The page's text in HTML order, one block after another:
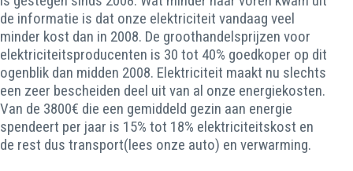
de informatie is dat onze elektriciteit vandaag veel
minder kost dan in 2008. De groothandelsprijzen voor
elektriciteitsproducenten is 30 tot 40% goedkoper op dit
ogenblik dan midden 2008. Elektriciteit maakt nu slechts
een zeer bescheiden deel uit van al onze energiekosten.
Van de 3800€ die een gemiddeld gezin aan energie
spendeert per jaar is 15% tot 18% elektriciteitskost en
de rest dus transport(lees onze auto) en verwarming.